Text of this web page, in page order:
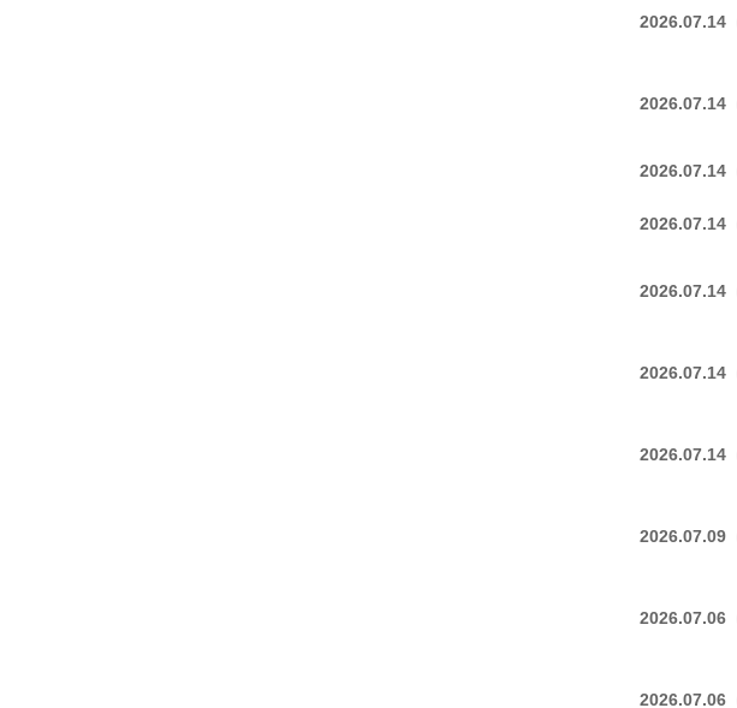
2026.07.14
2026.07.14
2026.07.14
2026.07.14
2026.07.14
2026.07.14
2026.07.14
2026.07.09
2026.07.06
2026.07.06